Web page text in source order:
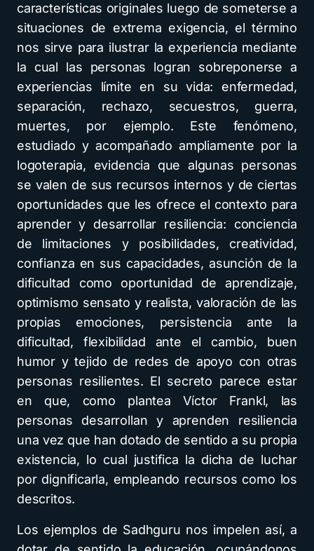
características originales luego de someterse a
situaciones de extrema exigencia, el término
nos sirve para ilustrar la experiencia mediante
la cual las personas logran sobreponerse a
experiencias límite en su vida: enfermedad,
separación, rechazo, secuestros, guerra,
muertes, por ejemplo. Este fenómeno,
estudiado y acompañado ampliamente por la
logoterapia, evidencia que algunas personas
se valen de sus recursos internos y de ciertas
oportunidades que les ofrece el contexto para
aprender y desarrollar resiliencia: conciencia
de limitaciones y posibilidades, creatividad,
confianza en sus capacidades, asunción de la
dificultad como oportunidad de aprendizaje,
optimismo sensato y realista, valoración de las
propias emociones, persistencia ante la
dificultad, flexibilidad ante el cambio, buen
humor y tejido de redes de apoyo con otras
personas resilientes. El secreto parece estar
en que, como plantea Víctor Frankl, las
personas desarrollan y aprenden resiliencia
una vez que han dotado de sentido a su propia
existencia, lo cual justifica la dicha de luchar
por dignificarla, empleando recursos como los
descritos.
Los ejemplos de Sadhguru nos impelen así, a